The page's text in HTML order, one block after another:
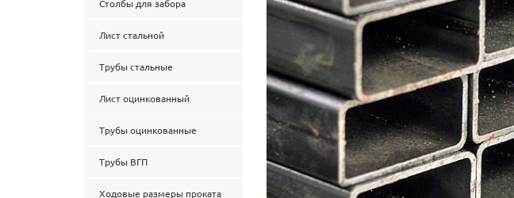
Столбы для забора
Лист стальной
Трубы стальные
Лист оцинкованный
Трубы оцинкованные
Трубы ВГП
Ходовые размеры проката